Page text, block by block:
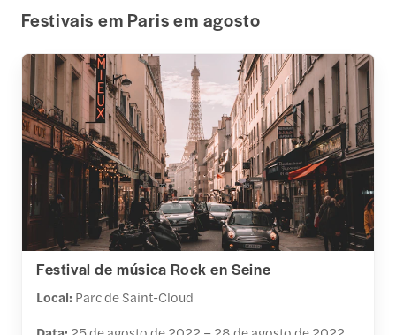
Festivais em Paris em agosto
Festival de música Rock en Seine
Local: Parc de Saint-Cloud